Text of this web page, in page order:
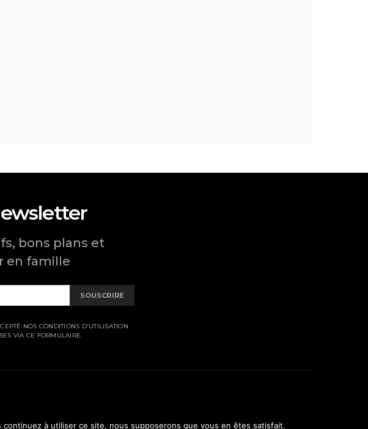
bons plans et
en famille
SOUSCRIRE
NOS CONDITIONS D'UTILISATION
VIA CE FORMULAIRE.
à utiliser ce site, nous supposerons que vous en êtes satisfait.